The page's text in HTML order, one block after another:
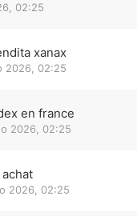
02:25
xanax
2026, 02:25
en france
2026, 02:25
2026, 02:25